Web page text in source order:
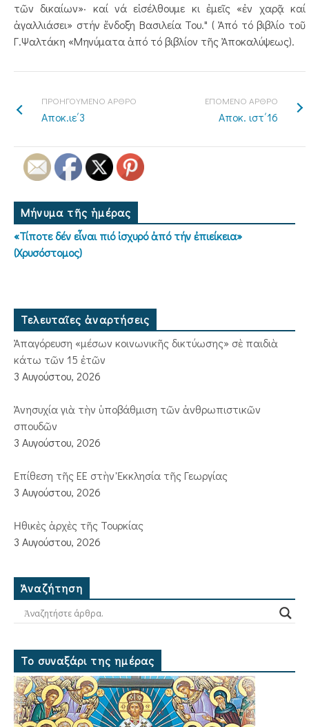
τῶν δικαίων»· καί νά εἰσέλθουμε κι ἐμεῖς «ἐν χαρᾷ καί
ἀγαλλιάσει» στήν ἔνδοξη Βασιλεία Του." ( Ἀπό τό βιβλίο τοῦ
Γ.Ψαλτάκη «Μηνύματα ἀπό τό βιβλίον τῆς Ἀποκαλύψεως).
ΠΡΟΗΓΟΥΜΕΝΟ ΑΡΘΡΟ
Αποκ.ιε΄3
ΕΠΟΜΕΝΟ ΑΡΘΡΟ
Αποκ. ιστ΄16
Μήνυμα τῆς ἡμέρας
«Τίποτε δέν εἶναι πιό ἰσχυρό ἀπό τήν ἐπιείκεια»
(Χρυσόστομος)
Τελευταῖες ἀναρτήσεις
Ἀπαγόρευση «μέσων κοινωνικῆς δικτύωσης» σὲ παιδιὰ
κάτω τῶν 15 ἐτῶν
3 Αυγούστου, 2026
Ἀνησυχία γιὰ τὴν ὑποβάθμιση τῶν ἀνθρωπιστικῶν
σπουδῶν
3 Αυγούστου, 2026
Ἐπίθεση τῆς ΕΕ στὴν Ἐκκλησία τῆς Γεωργίας
3 Αυγούστου, 2026
Ἠθικὲς ἀρχὲς τῆς Τουρκίας
3 Αυγούστου, 2026
Ἀναζήτηση
Το συναξάρι της ημέρας